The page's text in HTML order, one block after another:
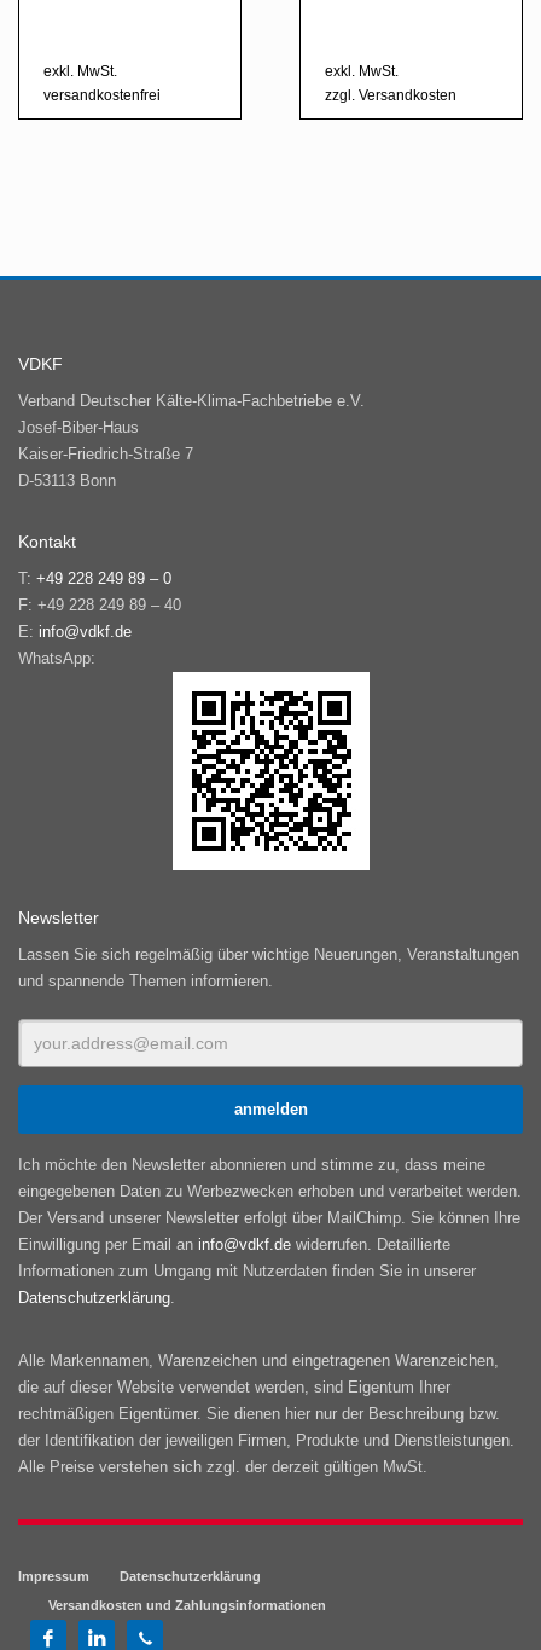
exkl. MwSt.
versandkostenfrei
exkl. MwSt.
zzgl. Versandkosten
VDKF
Verband Deutscher Kälte-Klima-Fachbetriebe e.V.
Josef-Biber-Haus
Kaiser-Friedrich-Straße 7
D-53113 Bonn
Kontakt
T: +49 228 249 89 – 0
F: +49 228 249 89 – 40
E: info@vdkf.de
WhatsApp:
Newsletter
Lassen Sie sich regelmäßig über wichtige Neuerungen, Veranstaltungen
und spannende Themen informieren.
Ich möchte den Newsletter abonnieren und stimme zu, dass meine
eingegebenen Daten zu Werbezwecken erhoben und verarbeitet werden.
Der Versand unserer Newsletter erfolgt über MailChimp. Sie können Ihre
Einwilligung per Email an info@vdkf.de widerrufen. Detaillierte
Informationen zum Umgang mit Nutzerdaten finden Sie in unserer
Datenschutzerklärung.
Alle Markennamen, Warenzeichen und eingetragenen Warenzeichen,
die auf dieser Website verwendet werden, sind Eigentum Ihrer
rechtmäßigen Eigentümer. Sie dienen hier nur der Beschreibung bzw.
der Identifikation der jeweiligen Firmen, Produkte und Dienstleistungen.
Alle Preise verstehen sich zzgl. der derzeit gültigen MwSt.
Impressum
Datenschutzerklärung
Versandkosten und Zahlungsinformationen